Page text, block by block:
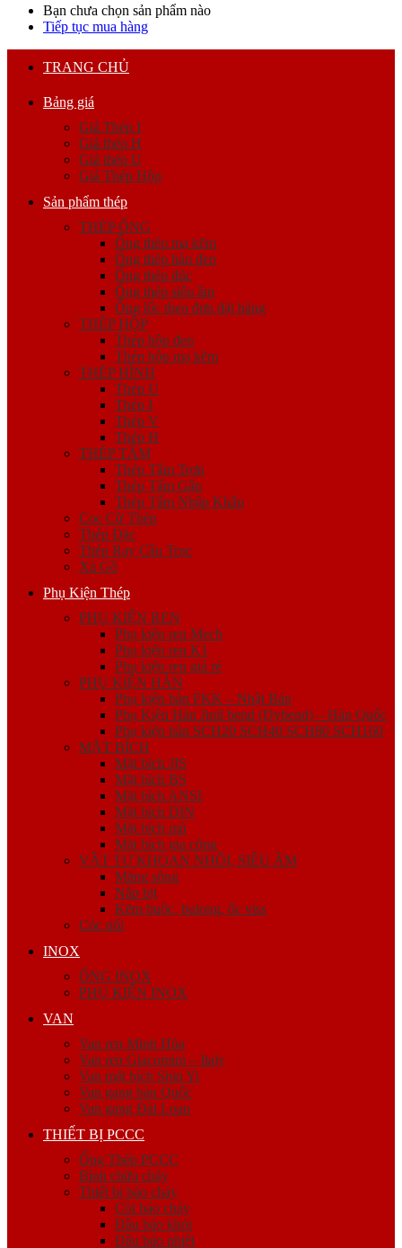
Bạn chưa chọn sản phẩm nào
Tiếp tục mua hàng
TRANG CHỦ
Bảng giá
Giá Thép I
Giá thép H
Giá thép U
Giá Thép Hộp
Sản phẩm thép
THÉP ỐNG
Ống thép mạ kẽm
Ống thép hàn đen
Ống thép đúc
Ống thép siêu âm
Ống lốc theo đơn đặt hàng
THÉP HỘP
Thép hộp đen
Thép hộp mạ kẽm
THÉP HÌNH
Thép U
Thép I
Thép V
Thép H
THÉP TẤM
Thép Tấm Trơn
Thép Tấm Gân
Thép Tấm Nhập Khẩu
Cọc Cừ Thép
Thép Đặc
Thép Ray Cầu Trục
Xà Gồ
Phụ Kiện Thép
PHỤ KIỆN REN
Phụ kiện ren Mech
Phụ kiện ren K1
Phụ kiện ren giá rẻ
PHỤ KIỆN HÀN
Phụ kiện hàn FKK – Nhật Bản
Phụ Kiện Hàn Jinil bend (Dybend) – Hàn Quốc
Phụ kiện hàn SCH20 SCH40 SCH80 SCH160
MẶT BÍCH
Mặt bích JIS
Mặt bích BS
Mặt bích ANSI
Mặt bích DIN
Mặt bích mù
Mặt bích gia công
VẬT TƯ KHOAN NHỒI, SIÊU ÂM
Măng sông
Nắp bịt
Kẽm buộc, bulong, ốc viss
Cóc nối
INOX
ỐNG INOX
PHỤ KIỆN INOX
VAN
Van ren Minh Hòa
Van ren Giacomini – Italy
Van mặt bích Shin Yi
Van gang hàn Quốc
Van gang Đài Loan
THIẾT BỊ PCCC
Ống Thép PCCC
Bình chữa cháy
Thiết bị báo cháy
Còi báo cháy
Đầu báo khói
Đầu báo nhiệt